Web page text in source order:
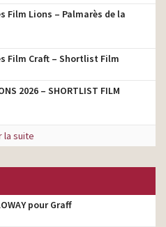
Film Lions – Palmarès de la
Film Craft – Shortlist Film
2026 – SHORTLIST FILM
la suite
pour Graff